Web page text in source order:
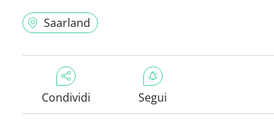
Saarland
Condividi Segui